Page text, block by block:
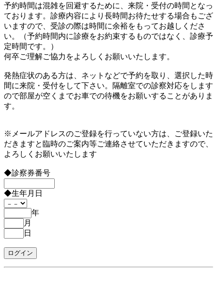
予約時間は混雑を回避するために、来院・受付の時間となっ
ております。診療内容により長時間お待たせする場合もござ
いますので、受診の際は時間に余裕をもってお越しくださ
い。（予約時間内に診療をお約束するものではなく、診療予
定時間です。）
何卒ご理解ご協力をよろしくお願いいたします。
発熱症状のある方は、ネットなどで予約を取り、選択した時
間に来院・受付をして下さい。隔離室での診察対応をします
ので部屋が空くまでお車での待機をお願いすることがありま
す。
※メールアドレスのご登録を行っていない方は、ご登録いた
だきますと臨時のご案内等ご連絡させていただきますので、
よろしくお願いいたします
◆診察券番号
◆生年月日
年
月
日